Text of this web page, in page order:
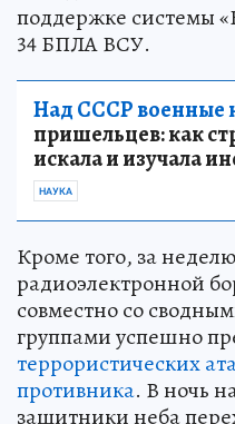
поддержке системы
34 БПЛА ВСУ.
Над СССР военные
пришельцев: как
искала и изучала
НАУКА
Кроме того, за
радиоэлектронной
совместно со
группами успешно
террористических
противника. В ночь
защитники неба